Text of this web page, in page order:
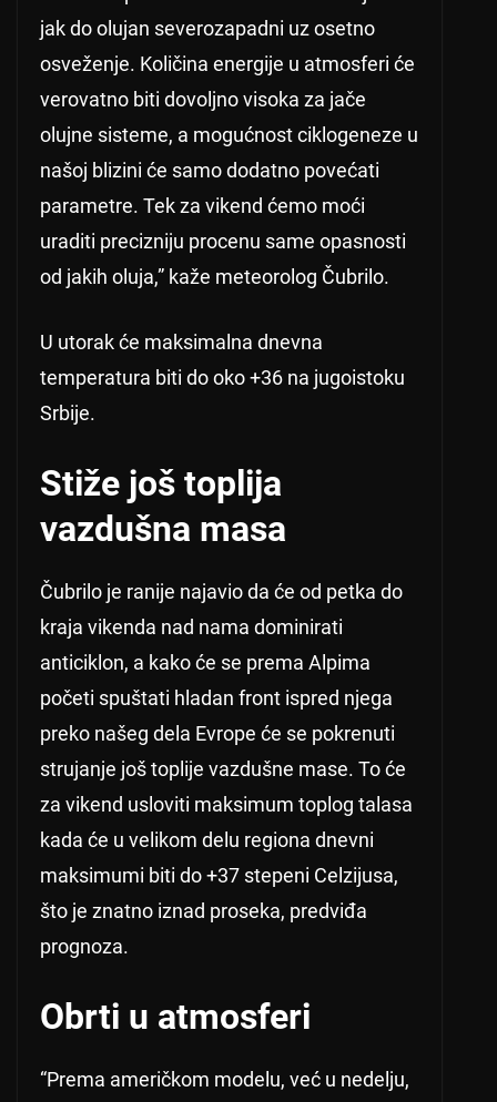
jak do olujan severozapadni uz osetno
osveženje. Količina energije u atmosferi će
verovatno biti dovoljno visoka za jače
olujne sisteme, a mogućnost ciklogeneze u
našoj blizini će samo dodatno povećati
parametre. Tek za vikend ćemo moći
uraditi precizniju procenu same opasnosti
od jakih oluja,” kaže meteorolog Čubrilo.
U utorak će maksimalna dnevna
temperatura biti do oko +36 na jugoistoku
Srbije.
Stiže još toplija
vazdušna masa
Čubrilo je ranije najavio da će od petka do
kraja vikenda nad nama dominirati
anticiklon, a kako će se prema Alpima
početi spuštati hladan front ispred njega
preko našeg dela Evrope će se pokrenuti
strujanje još toplije vazdušne mase. To će
za vikend usloviti maksimum toplog talasa
kada će u velikom delu regiona dnevni
maksimumi biti do +37 stepeni Celzijusa,
što je znatno iznad proseka, predviđa
prognoza.
Obrti u atmosferi
“Prema američkom modelu, već u nedelju,